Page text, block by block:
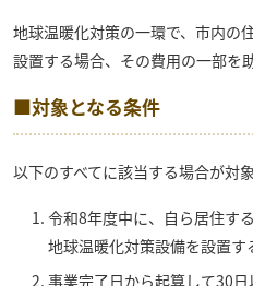
地球温暖化対策の一環で、市内の
設置する場合、その費用の一部を
■対象となる条件
以下のすべてに該当する場合が対象
令和8年度中に、自ら居住す
地球温暖化対策設備を設置す
事業完了日から起算して30